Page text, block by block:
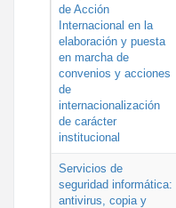
de Acción
Internacional en la
elaboración y puesta
en marcha de
convenios y acciones
de
internacionalización
de carácter
institucional
Servicios de
seguridad informática:
antivirus, copia y